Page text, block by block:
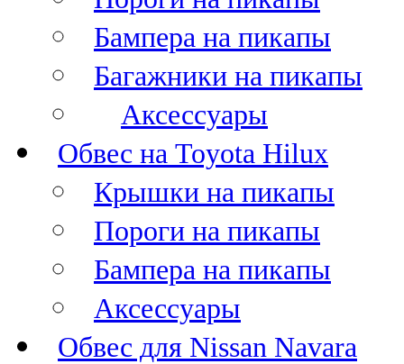
Бампера на пикапы
Багажники на пикапы
Аксессуары
Обвес на Toyota Hilux
Крышки на пикапы
Пороги на пикапы
Бампера на пикапы
Аксессуары
Обвес для Nissan Navara